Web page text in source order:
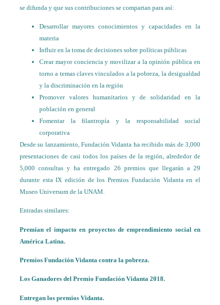
se difunda y que sus contribuciones se compartan para así:
Desarrollar mayores conocimientos y capacidades en la
materia
Influir en la toma de decisiones sobre políticas públicas
Crear mayor conciencia y movilizar a la opinión pública en
torno a temas claves vinculados a la pobreza, la desigualdad
y la discriminación en la región
Promover valores humanitarios y de solidaridad en la
población en general
Fomentar la filantropía y la responsabilidad social
corporativa
Desde su lanzamiento, Fundación Vidanta ha recibido más de 3,000
presentaciones de casi todos los países de la región, alrededor de
5,000 consultas y ha entregado 26 premios que llegarán a 29
durante esta IX edición de los Premios Fundación Vidanta en el
Museo Universum de la UNAM.
Entradas similares:
Premian el impacto en proyectos de emprendimiento social en
América Latina.
Premios Fundación Vidanta contra la pobreza.
Los Ganadores del Premio Fundación Vidanta 2018.
Entregan los premios Vidanta.